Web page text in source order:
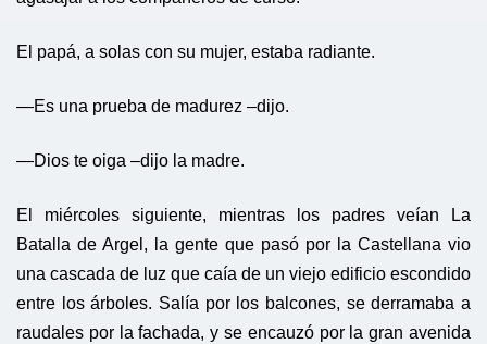
El papá, a solas con su mujer, estaba radiante.
—Es una prueba de madurez –dijo.
—Dios te oiga –dijo la madre.
El miércoles siguiente, mientras los padres veían La
Batalla de Argel, la gente que pasó por la Castellana vio
una cascada de luz que caía de un viejo edificio escondido
entre los árboles. Salía por los balcones, se derramaba a
raudales por la fachada, y se encauzó por la gran avenida